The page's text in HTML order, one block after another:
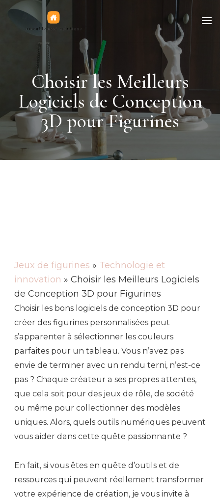
Jeux de figurines
Choisir les Meilleurs
Logiciels de Conception
3D pour Figurines
Jeux de figurines » Technologie et
innovation » Choisir les Meilleurs Logiciels
de Conception 3D pour Figurines
Choisir les bons logiciels de conception 3D pour
créer des figurines personnalisées peut
s’apparenter à sélectionner les couleurs
parfaites pour un tableau. Vous n’avez pas
envie de terminer avec un rendu terni, n’est-ce
pas ? Chaque créateur a ses propres attentes,
que cela soit pour des jeux de rôle, de société
ou même pour collectionner des modèles
uniques. Alors, quels outils numériques peuvent
vous aider dans cette quête passionnante ?
En fait, si vous êtes en quête d’outils et de
ressources qui peuvent réellement transformer
votre expérience de création, je vous invite à